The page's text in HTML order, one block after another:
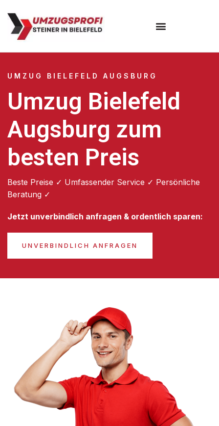
UMZUG BIELEFELD AUGSBURG
Umzug Bielefeld
Augsburg zum
besten Preis
Beste Preise ✓ Umfassender Service ✓ Persönliche
Beratung ✓
Jetzt unverbindlich anfragen & ordentlich sparen:
UNVERBINDLICH ANFRAGEN